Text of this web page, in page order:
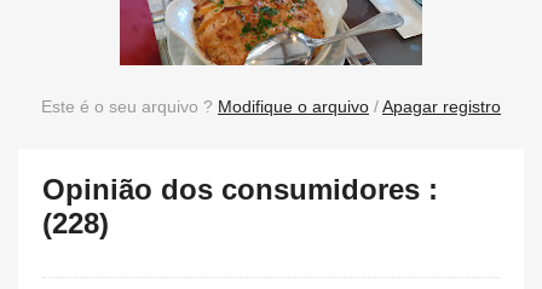
Este é o seu arquivo ? Modifique o arquivo /Apagar registro
Opinião dos consumidores :
(228)